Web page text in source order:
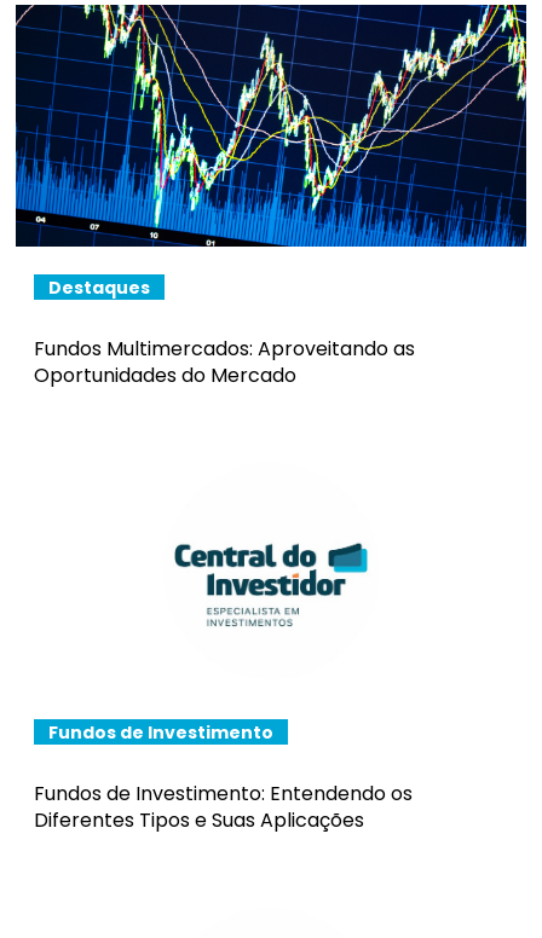
Destaques
Fundos Multimercados: Aproveitando as
Oportunidades do Mercado
Fundos de Investimento
Fundos de Investimento: Entendendo os
Diferentes Tipos e Suas Aplicações